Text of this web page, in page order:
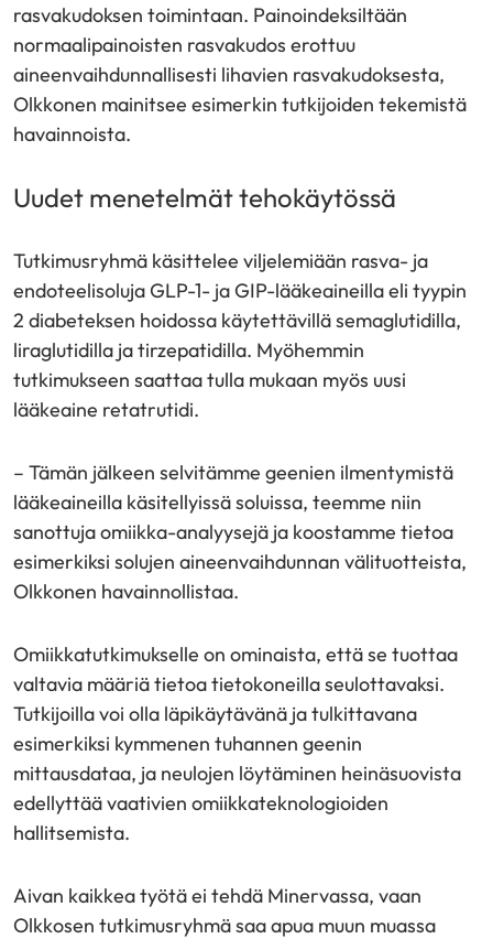
rasvakudoksen toimintaan. Painoindeksiltään
normaalipainoisten rasvakudos erottuu
aineenvaihdunnallisesti lihavien rasvakudoksesta,
Olkkonen mainitsee esimerkin tutkijoiden tekemistä
havainnoista.
Uudet menetelmät tehokäytössä
Tutkimusryhmä käsittelee viljelemiään rasva- ja
endoteelisoluja GLP-1- ja GIP-lääkeaineilla eli tyypin
2 diabeteksen hoidossa käytettävillä semaglutidilla,
liraglutidilla ja tirzepatidilla. Myöhemmin
tutkimukseen saattaa tulla mukaan myös uusi
lääkeaine retatrutidi.
– Tämän jälkeen selvitämme geenien ilmentymistä
lääkeaineilla käsitellyissä soluissa, teemme niin
sanottuja omiikka-analyysejä ja koostamme tietoa
esimerkiksi solujen aineenvaihdunnan välituotteista,
Olkkonen havainnollistaa.
Omiikkatutkimukselle on ominaista, että se tuottaa
valtavia määriä tietoa tietokoneilla seulottavaksi.
Tutkijoilla voi olla läpikäytävänä ja tulkittavana
esimerkiksi kymmenen tuhannen geenin
mittausdataa, ja neulojen löytäminen heinäsuovista
edellyttää vaativien omiikkateknologioiden
hallitsemista.
Aivan kaikkea työtä ei tehdä Minervassa, vaan
Olkkosen tutkimusryhmä saa apua muun muassa